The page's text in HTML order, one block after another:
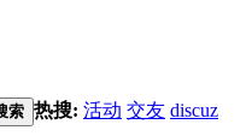
索 热搜: 活动 交友 discuz